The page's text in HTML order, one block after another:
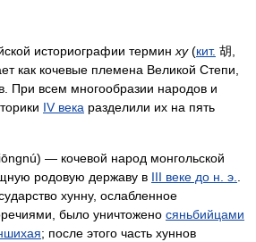
историографии терминху(кит. 胡,
как кочевые племена Великой Степи,
При всем многообразии народов и
IV века разделили их на пять
— кочевой народ монгольской
родовую державу в III веке до н. э..
хунну, ослабленное
было уничтожено сяньбийцами
; после этого часть хуннов